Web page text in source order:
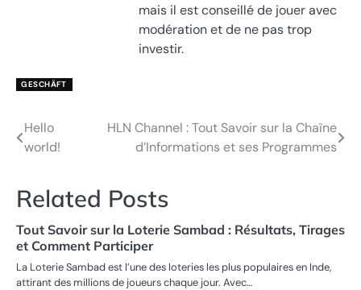
mais il est conseillé de jouer avec
modération et de ne pas trop
investir.
GESCHÄFT
Post
Hello
world!
HLN Channel : Tout Savoir sur la Chaîne
d’Informations et ses Programmes
Related Posts
Tout Savoir sur la Loterie Sambad : Résultats, Tirages
et Comment Participer
La Loterie Sambad est l’une des loteries les plus populaires en Inde,
attirant des millions de joueurs chaque jour. Avec…